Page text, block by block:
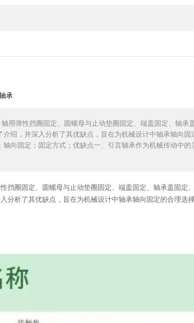
承
用弹性挡圈固定、圆螺母与止动垫圈固定、端盖固定、轴承
绍，并深入分析了其优缺点，旨在为机械设计中轴承轴向固
向固定；固定方式；优缺点一、引言轴承作为机械传动中的
挡圈固定、圆螺母与止动垫圈 固定、端盖固定、轴承盖固定
分析了其优缺点，旨在为机械设计中轴承轴向固定的合理选